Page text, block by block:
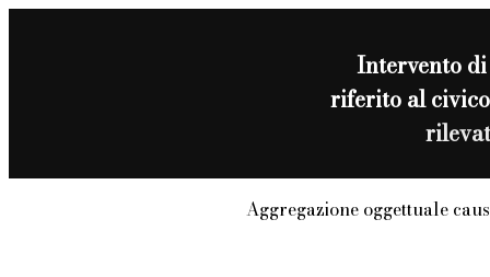
Intervento
riferito al
Aggregazione oggettuale